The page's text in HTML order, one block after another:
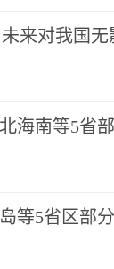
来对我国无
海南等5省
等5省区部